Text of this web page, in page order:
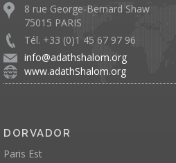
8 rue George-Bernard Shaw
75015 PARIS
Tél. +33 (0)1 45 67 97 96
info@adathshalom.org
www.adathShalom.org
DORVADOR
Paris Est